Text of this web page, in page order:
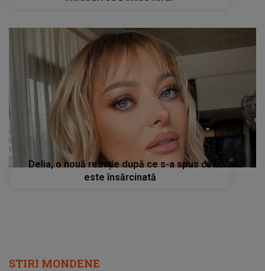
Delia, o nouă reacție după ce s-a spus că
este însărcinată
STIRI MONDENE